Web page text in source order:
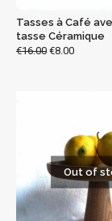
Tasses à Café
tasse Céramique
€16.00 €8.00
Out of